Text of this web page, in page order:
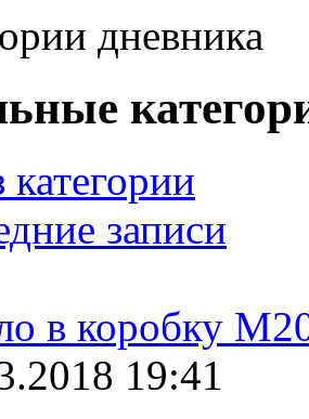
дневника
категории
записи
в коробку
19:41